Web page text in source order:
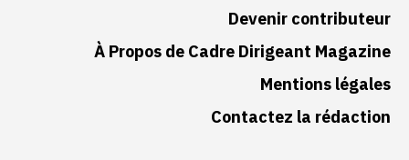
Devenir contributeur
À Propos de Cadre Dirigeant Magazine
Mentions légales
Contactez la rédaction